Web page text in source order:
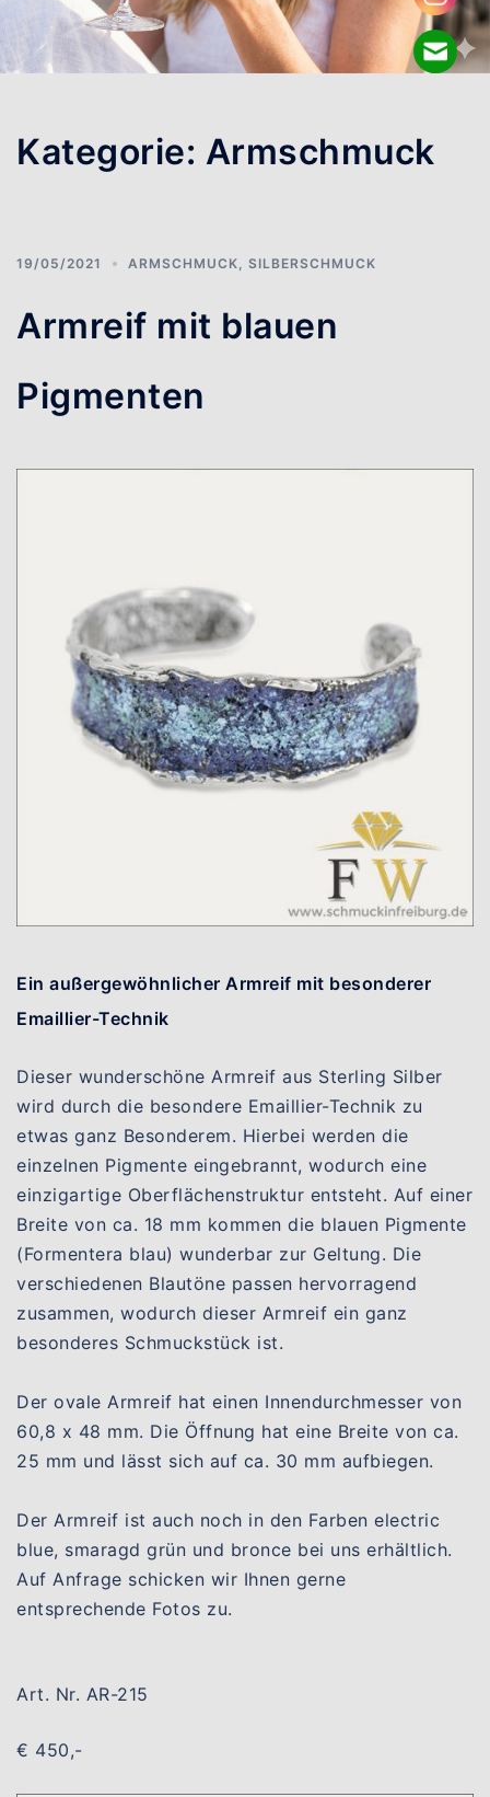
Kategorie: Armschmuck
19/05/2021 ARMSCHMUCK SILBERSCHMUCK
Armreif mit blauen
Pigmenten
Ein außergewöhnlicher Armreif mit besonderer
Emaillier-Technik
Dieser wunderschöne Armreif aus Sterling Silber
wird durch die besondere Emaillier-Technik zu
etwas ganz Besonderem. Hierbei werden die
einzelnen Pigmente eingebrannt, wodurch eine
einzigartige Oberflächenstruktur entsteht. Auf einer
Breite von ca. 18 mm kommen die blauen Pigmente
(Formentera blau) wunderbar zur Geltung. Die
verschiedenen Blautöne passen hervorragend
zusammen, wodurch dieser Armreif ein ganz
besonderes Schmuckstück ist.
Der ovale Armreif hat einen Innendurchmesser von
60,8 x 48 mm. Die Öffnung hat eine Breite von ca.
25 mm und lässt sich auf ca. 30 mm aufbiegen.
Der Armreif ist auch noch in den Farben electric
blue, smaragd grün und bronce bei uns erhältlich.
Auf Anfrage schicken wir Ihnen gerne
entsprechende Fotos zu.
Art. Nr. AR-215
€ 450,-